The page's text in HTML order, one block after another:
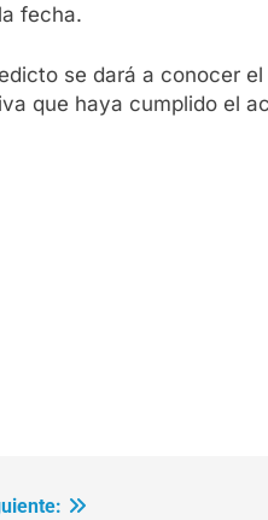
fecha.
se dará a conocer
que haya cumplido el